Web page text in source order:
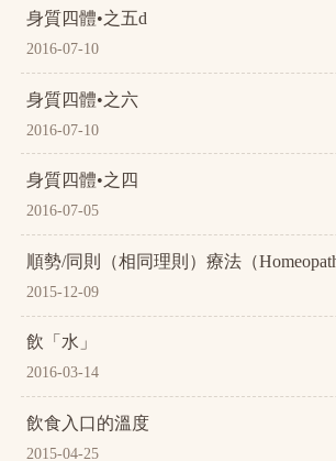
身質四體•之五d
2016-07-10
身質四體•之六
2016-07-10
身質四體•之四
2016-07-05
順勢/同則（相同理則）療法（
2015-12-09
飲「水」
2016-03-14
飲食入口的溫度
2015-04-25